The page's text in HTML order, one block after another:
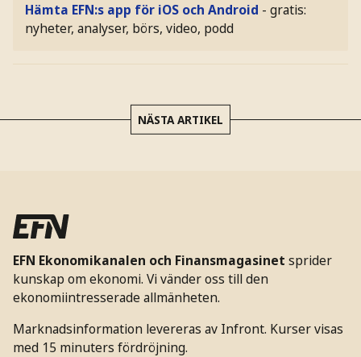
Hämta EFN:s app för iOS och Android - gratis:
nyheter, analyser, börs, video, podd
NÄSTA ARTIKEL
EFN Ekonomikanalen och Finansmagasinet sprider
kunskap om ekonomi. Vi vänder oss till den
ekonomiintresserade allmänheten.
Marknadsinformation levereras av Infront. Kurser visas
med 15 minuters fördröjning.